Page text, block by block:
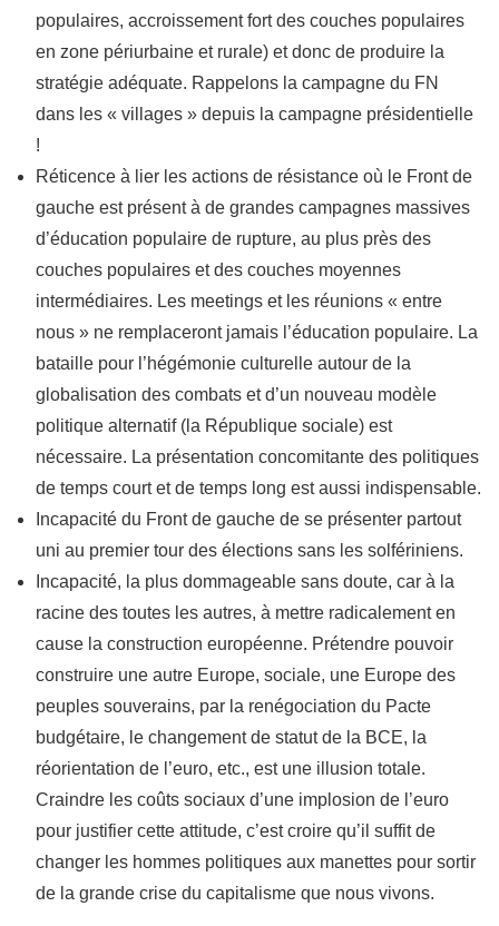
populaires, accroissement fort des couches populaires
en zone périurbaine et rurale) et donc de produire la
stratégie adéquate. Rappelons la campagne du FN
dans les « villages » depuis la campagne présidentielle
!
Réticence à lier les actions de résistance où le Front de
gauche est présent à de grandes campagnes massives
d’éducation populaire de rupture, au plus près des
couches populaires et des couches moyennes
intermédiaires. Les meetings et les réunions « entre
nous » ne remplaceront jamais l’éducation populaire. La
bataille pour l’hégémonie culturelle autour de la
globalisation des combats et d’un nouveau modèle
politique alternatif (la République sociale) est
nécessaire. La présentation concomitante des politiques
de temps court et de temps long est aussi indispensable.
Incapacité du Front de gauche de se présenter partout
uni au premier tour des élections sans les solfériniens.
Incapacité, la plus dommageable sans doute, car à la
racine des toutes les autres, à mettre radicalement en
cause la construction européenne. Prétendre pouvoir
construire une autre Europe, sociale, une Europe des
peuples souverains, par la renégociation du Pacte
budgétaire, le changement de statut de la BCE, la
réorientation de l’euro, etc., est une illusion totale.
Craindre les coûts sociaux d’une implosion de l’euro
pour justifier cette attitude, c’est croire qu’il suffit de
changer les hommes politiques aux manettes pour sortir
de la grande crise du capitalisme que nous vivons.